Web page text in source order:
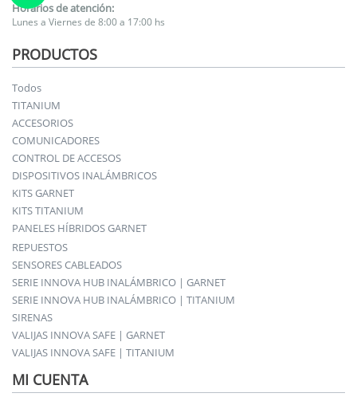
Horarios de atención:
Lunes a Viernes de 8:00 a 17:00 hs
PRODUCTOS
Todos
TITANIUM
ACCESORIOS
COMUNICADORES
CONTROL DE ACCESOS
DISPOSITIVOS INALÁMBRICOS
KITS GARNET
KITS TITANIUM
PANELES HÍBRIDOS GARNET
REPUESTOS
SENSORES CABLEADOS
SERIE INNOVA HUB INALÁMBRICO | GARNET
SERIE INNOVA HUB INALÁMBRICO | TITANIUM
SIRENAS
VALIJAS INNOVA SAFE | GARNET
VALIJAS INNOVA SAFE | TITANIUM
MI CUENTA